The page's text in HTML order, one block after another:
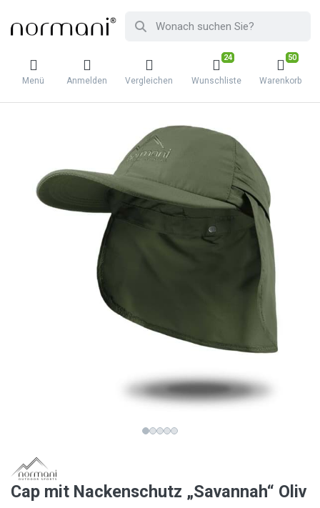
Menü Anmelden Vergleichen
24
Wunschliste
50
Warenkorb
Cap mit Nackenschutz „Savannah“ Oliv